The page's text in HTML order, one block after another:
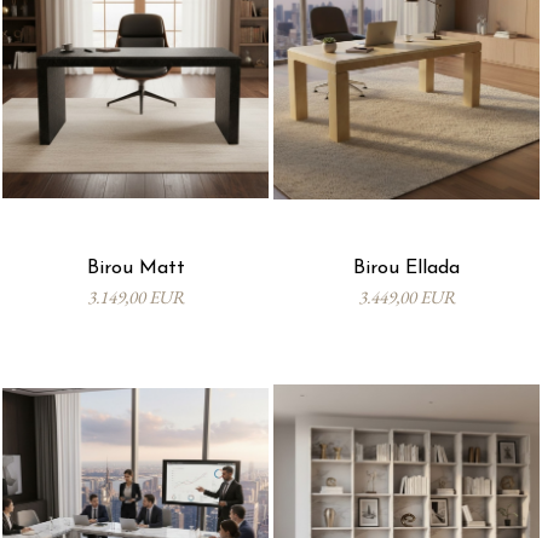
Birou Matt
3.149,00 EUR
Birou Ellada
3.449,00 EUR